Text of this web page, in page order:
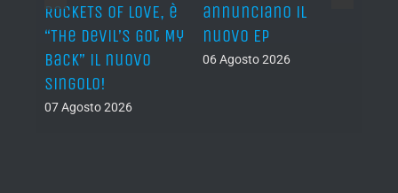
ROCKETS OF LOVE, è
“The Devil’s Got My
Back” il nuovo
singolo!
07 Agosto 2026
annunciano il
nuovo EP
06 Agosto 2026